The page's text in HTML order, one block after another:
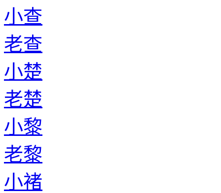
小查
老查
小楚
老楚
小黎
老黎
小褚